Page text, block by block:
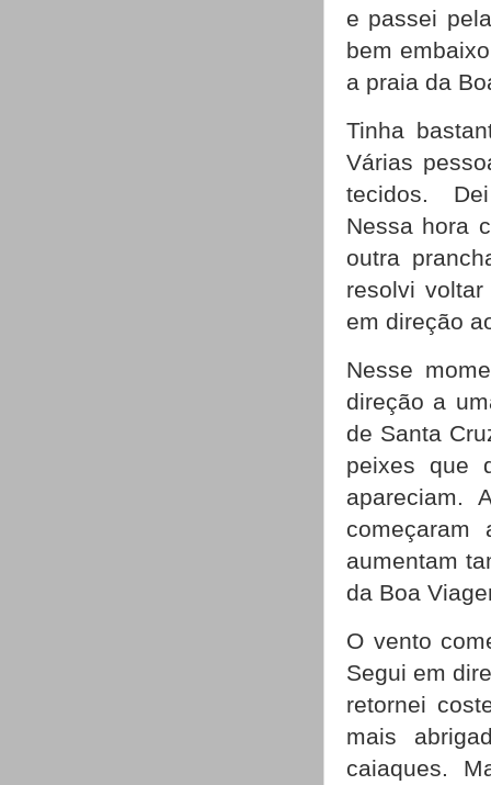
e passei
bem
a praia da
Tinha
Várias
tecidos.
Nessa hora
outra
resolvi
em direção
Nesse
direção a
de Santa
peixes que
apareciam.
aumentam
da Boa
O vento
Segui em
retornei
mais
caiaques.